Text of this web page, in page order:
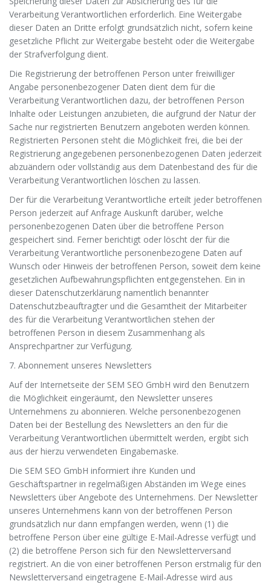
Verarbeitung Verantwortlichen erforderlich. Eine Weitergabe
dieser Daten an Dritte erfolgt grundsätzlich nicht, sofern keine
gesetzliche Pflicht zur Weitergabe besteht oder die Weitergabe
der Strafverfolgung dient.
Die Registrierung der betroffenen Person unter freiwilliger
Angabe personenbezogener Daten dient dem für die
Verarbeitung Verantwortlichen dazu, der betroffenen Person
Inhalte oder Leistungen anzubieten, die aufgrund der Natur der
Sache nur registrierten Benutzern angeboten werden können.
Registrierten Personen steht die Möglichkeit frei, die bei der
Registrierung angegebenen personenbezogenen Daten jederzeit
abzuändern oder vollständig aus dem Datenbestand des für die
Verarbeitung Verantwortlichen löschen zu lassen.
Der für die Verarbeitung Verantwortliche erteilt jeder betroffenen
Person jederzeit auf Anfrage Auskunft darüber, welche
personenbezogenen Daten über die betroffene Person
gespeichert sind. Ferner berichtigt oder löscht der für die
Verarbeitung Verantwortliche personenbezogene Daten auf
Wunsch oder Hinweis der betroffenen Person, soweit dem keine
gesetzlichen Aufbewahrungspflichten entgegenstehen. Ein in
dieser Datenschutzerklärung namentlich benannter
Datenschutzbeauftragter und die Gesamtheit der Mitarbeiter
des für die Verarbeitung Verantwortlichen stehen der
betroffenen Person in diesem Zusammenhang als
Ansprechpartner zur Verfügung.
7. Abonnement unseres Newsletters
Auf der Internetseite der SEM SEO GmbH wird den Benutzern
die Möglichkeit eingeräumt, den Newsletter unseres
Unternehmens zu abonnieren. Welche personenbezogenen
Daten bei der Bestellung des Newsletters an den für die
Verarbeitung Verantwortlichen übermittelt werden, ergibt sich
aus der hierzu verwendeten Eingabemaske.
Die SEM SEO GmbH informiert ihre Kunden und
Geschäftspartner in regelmäßigen Abständen im Wege eines
Newsletters über Angebote des Unternehmens. Der Newsletter
unseres Unternehmens kann von der betroffenen Person
grundsätzlich nur dann empfangen werden, wenn (1) die
betroffene Person über eine gültige E-Mail-Adresse verfügt und
(2) die betroffene Person sich für den Newsletterversand
registriert. An die von einer betroffenen Person erstmalig für den
Newsletterversand eingetragene E-Mail-Adresse wird aus